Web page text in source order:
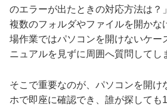
のエラーが出たときの対応方法は？
複数のフォルダやファイルを開かな
場作業ではパソコンを開けないケー
ニュアルを見ずに周囲へ質問してし
そこで重要なのが、パソコンを開け
ホで即座に確認でき、誰が探しても